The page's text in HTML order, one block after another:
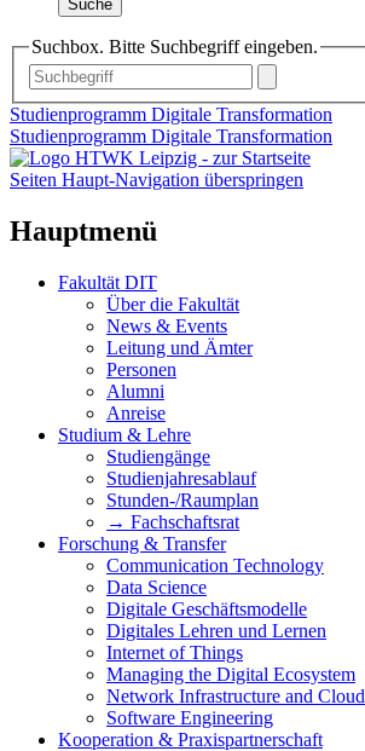
Suche
Suchbox. Bitte Suchbegriff eingeben.
Studienprogramm Digitale Transformation
Studienprogramm Digitale Transformation
Seiten Haupt-Navigation überspringen
Hauptmenü
Fakultät DIT
Über die Fakultät
News & Events
Leitung und Ämter
Personen
Alumni
Anreise
Studium & Lehre
Studiengänge
Studienjahresablauf
Stunden-/Raumplan
→ Fachschaftsrat
Forschung & Transfer
Communication Technology
Data Science
Digitale Geschäftsmodelle
Digitales Lehren und Lernen
Internet of Things
Managing the Digital Ecosystem
Network Infrastructure and Cloud
Software Engineering
Kooperation & Praxispartnerschaft